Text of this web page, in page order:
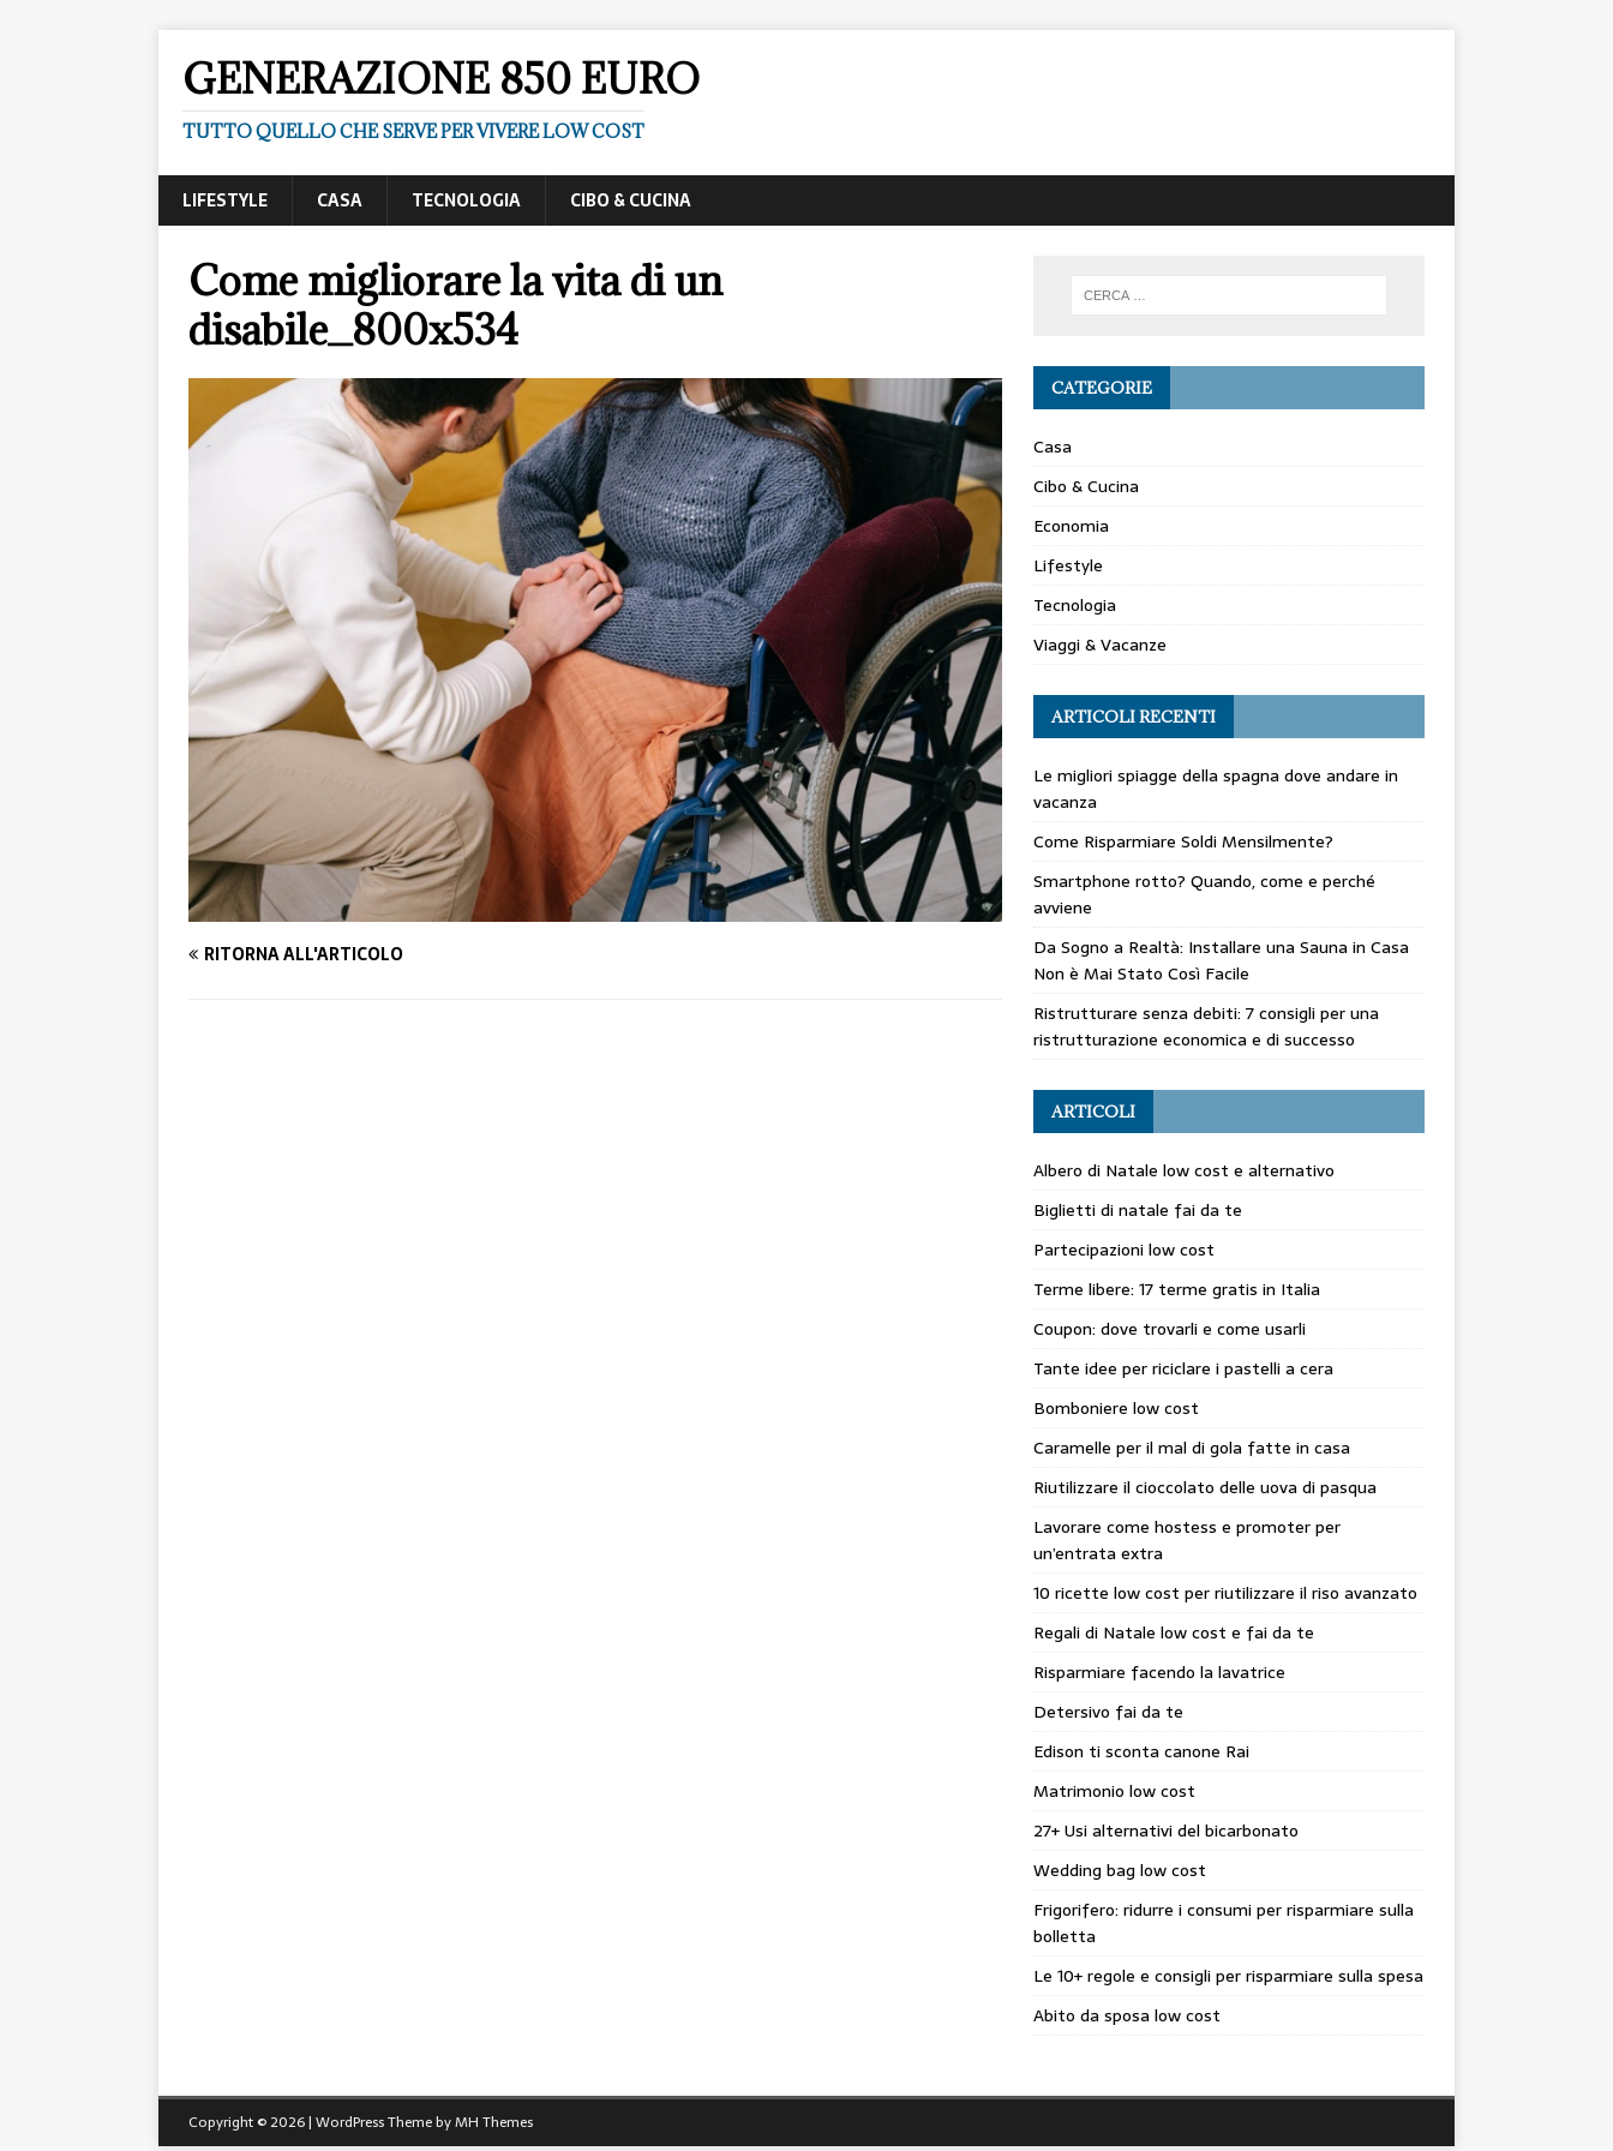
GENERAZIONE 850 EURO
TUTTO QUELLO CHE SERVE PER VIVERE LOW COST
LIFESTYLE CASA TECNOLOGIA CIBO & CUCINA
Come migliorare la vita di un
disabile_800x534
RITORNA ALL'ARTICOLO
CATEGORIE
Casa
Cibo & Cucina
Economia
Lifestyle
Tecnologia
Viaggi & Vacanze
ARTICOLI RECENTI
Le migliori spiagge della spagna dove andare in
vacanza
Come Risparmiare Soldi Mensilmente?
Smartphone rotto? Quando, come e perché
avviene
Da Sogno a Realtà: Installare una Sauna in Casa
Non è Mai Stato Così Facile
Ristrutturare senza debiti: 7 consigli per una
ristrutturazione economica e di successo
ARTICOLI
Albero di Natale low cost e alternativo
Biglietti di natale fai da te
Partecipazioni low cost
Terme libere: 17 terme gratis in Italia
Coupon: dove trovarli e come usarli
Tante idee per riciclare i pastelli a cera
Bomboniere low cost
Caramelle per il mal di gola fatte in casa
Riutilizzare il cioccolato delle uova di pasqua
Lavorare come hostess e promoter per
un’entrata extra
10 ricette low cost per riutilizzare il riso avanzato
Regali di Natale low cost e fai da te
Risparmiare facendo la lavatrice
Detersivo fai da te
Edison ti sconta canone Rai
Matrimonio low cost
27+ Usi alternativi del bicarbonato
Wedding bag low cost
Frigorifero: ridurre i consumi per risparmiare sulla
bolletta
Le 10+ regole e consigli per risparmiare sulla spesa
Abito da sposa low cost
Copyright © 2026 | WordPress Theme byMH Themes